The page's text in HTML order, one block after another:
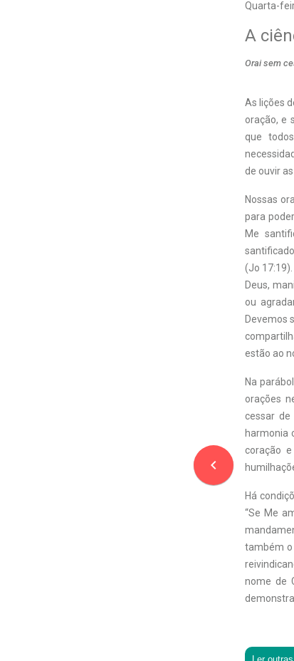
Quarta-
navigate_before
A
Orai sem
As lições
oração, e
que
de ouvir
Nossas
para
Me
(Jo
Deus,
ou
Devemos
estão ao
Na
orações
cessar
harmonia
coração
Há
“Se Me
também o
nome de